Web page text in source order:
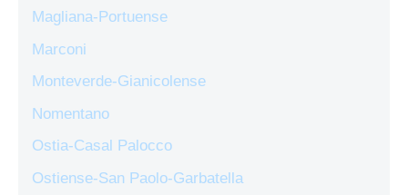
Magliana-Portuense
Marconi
Monteverde-Gianicolense
Nomentano
Ostia-Casal Palocco
Ostiense-San Paolo-Garbatella